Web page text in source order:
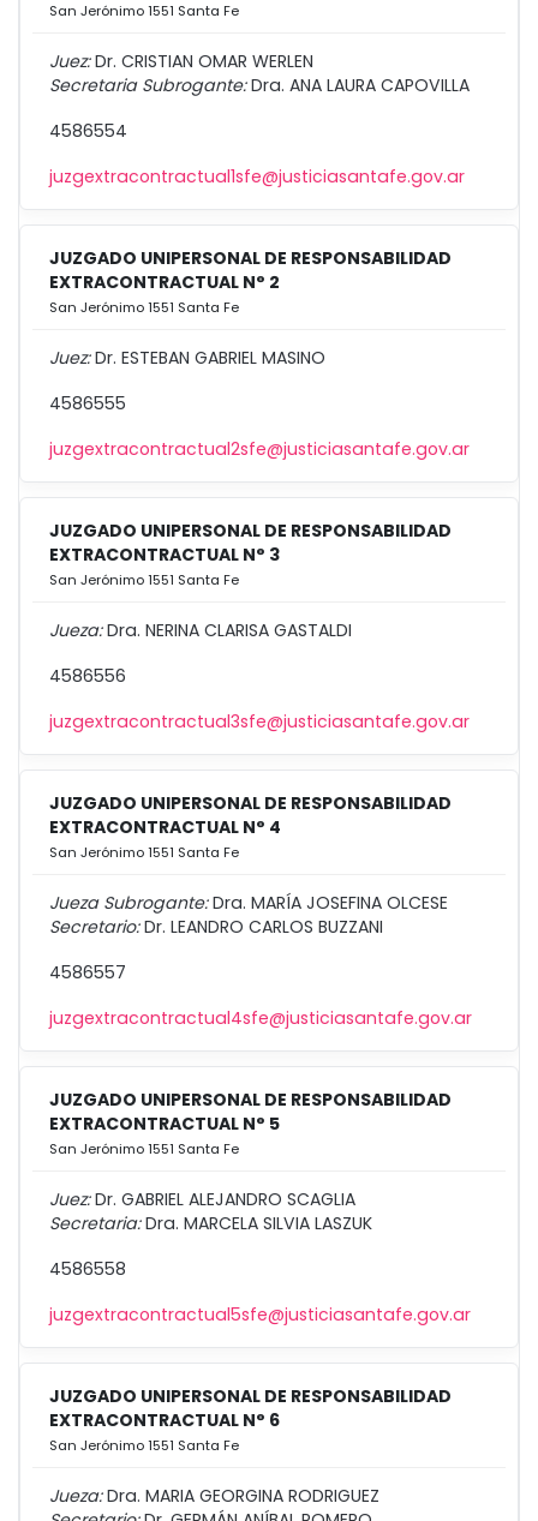
San Jerónimo 1551 Santa Fe
Juez:Dr. CRISTIAN OMAR WERLEN
Secretaria Subrogante:Dra. ANA LAURA CAPOVILLA
4586554
juzgextracontractual1sfe@justiciasantafe.gov.ar
JUZGADO UNIPERSONAL DE RESPONSABILIDAD
EXTRACONTRACTUAL N° 2
San Jerónimo 1551 Santa Fe
Juez:Dr. ESTEBAN GABRIEL MASINO
4586555
juzgextracontractual2sfe@justiciasantafe.gov.ar
JUZGADO UNIPERSONAL DE RESPONSABILIDAD
EXTRACONTRACTUAL N° 3
San Jerónimo 1551 Santa Fe
Jueza:Dra. NERINA CLARISA GASTALDI
4586556
juzgextracontractual3sfe@justiciasantafe.gov.ar
JUZGADO UNIPERSONAL DE RESPONSABILIDAD
EXTRACONTRACTUAL N° 4
San Jerónimo 1551 Santa Fe
Jueza Subrogante:Dra. MARÍA JOSEFINA OLCESE
Secretario:Dr. LEANDRO CARLOS BUZZANI
4586557
juzgextracontractual4sfe@justiciasantafe.gov.ar
JUZGADO UNIPERSONAL DE RESPONSABILIDAD
EXTRACONTRACTUAL N° 5
San Jerónimo 1551 Santa Fe
Juez:Dr. GABRIEL ALEJANDRO SCAGLIA
Secretaria:Dra. MARCELA SILVIA LASZUK
4586558
juzgextracontractual5sfe@justiciasantafe.gov.ar
JUZGADO UNIPERSONAL DE RESPONSABILIDAD
EXTRACONTRACTUAL N° 6
San Jerónimo 1551 Santa Fe
Jueza:Dra. MARIA GEORGINA RODRIGUEZ